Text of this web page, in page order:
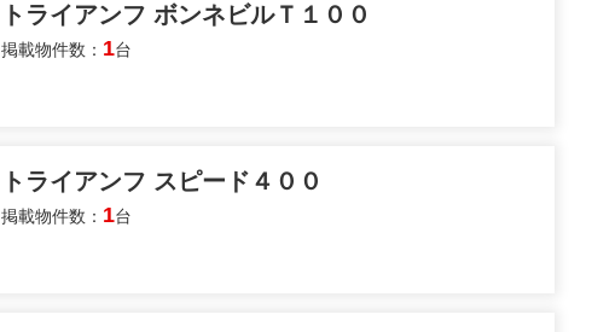
トライアンフ ボンネビルＴ１００
掲載物件数： 1台
トライアンフ スピード４００
掲載物件数： 1台